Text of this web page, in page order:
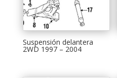
Suspensión delantera
2WD 1997 – 2004